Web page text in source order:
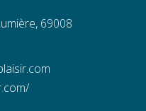
69008